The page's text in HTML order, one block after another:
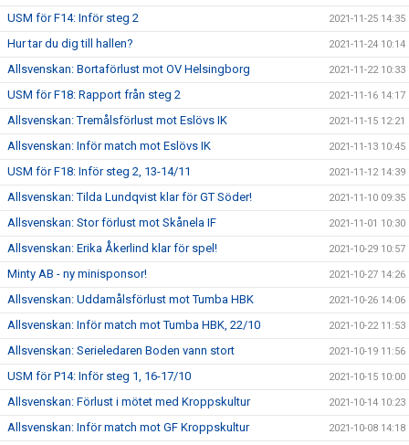
USM för F14: Inför steg 2 2021-11-25 14:35
Hur tar du dig till hallen? 2021-11-24 10:14
Allsvenskan: Bortaförlust mot OV Helsingborg 2021-11-22 10:33
USM för F18: Rapport från steg 2 2021-11-16 14:17
Allsvenskan: Tremålsförlust mot Eslövs IK 2021-11-15 12:21
Allsvenskan: Inför match mot Eslövs IK 2021-11-13 10:45
USM för F18: Inför steg 2, 13-14/11 2021-11-12 14:39
Allsvenskan: Tilda Lundqvist klar för GT Söder! 2021-11-10 09:35
Allsvenskan: Stor förlust mot Skånela IF 2021-11-01 10:30
Allsvenskan: Erika Åkerlind klar för spel! 2021-10-29 10:57
Minty AB - ny minisponsor! 2021-10-27 14:26
Allsvenskan: Uddamålsförlust mot Tumba HBK 2021-10-26 14:06
Allsvenskan: Inför match mot Tumba HBK, 22/10 2021-10-22 11:53
Allsvenskan: Serieledaren Boden vann stort 2021-10-19 11:56
USM för P14: Inför steg 1, 16-17/10 2021-10-15 10:00
Allsvenskan: Förlust i mötet med Kroppskultur 2021-10-14 10:23
Allsvenskan: Inför match mot GF Kroppskultur 2021-10-08 14:18